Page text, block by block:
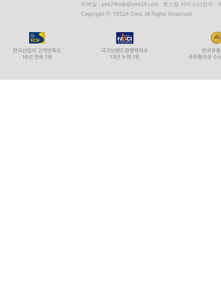
이메일 : yes24help@yes24.com 호스팅 서비스사업자 :
Copyright ⓒ YES24 Corp. All Rights Reserved.